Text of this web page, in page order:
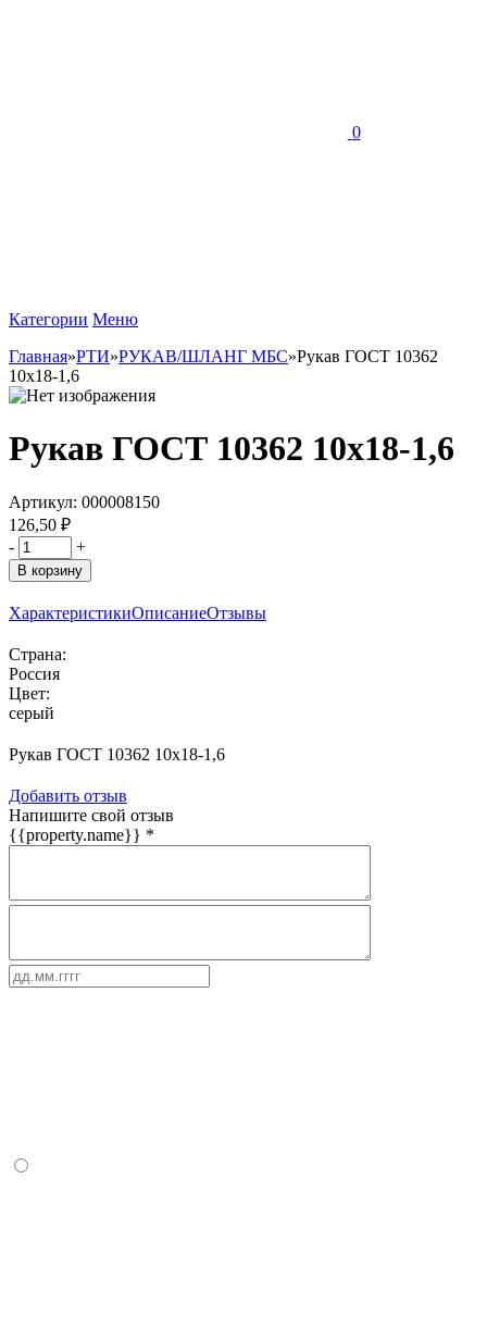
0
Категории Меню
Главная»РТИ»РУКАВ/ШЛАНГ МБС»Рукав ГОСТ 10362
10х18-1,6
Рукав ГОСТ 10362 10х18-1,6
Артикул: 000008150
126,50 ₽
-
+
В корзину
ХарактеристикиОписаниеОтзывы
Страна:
Россия
Цвет:
серый
Рукав ГОСТ 10362 10х18-1,6
Добавить отзыв
Напишите свой отзыв
{{property.name}} *